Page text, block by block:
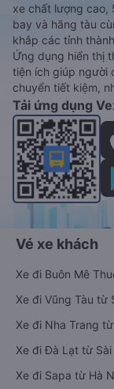
xe chất lượng cao,
bay và hãng tàu
khắp các tỉnh
Ứng dụng hiển thị
tiện ích giúp người
chuyển tiết kiệm,
Tải ứng dụng
Vé xe khách
Xe đi Buôn Mê
Xe đi Vũng Tàu từ
Xe đi Nha Trang
Xe đi Đà Lạt từ Sài
Xe đi Sapa từ Hà